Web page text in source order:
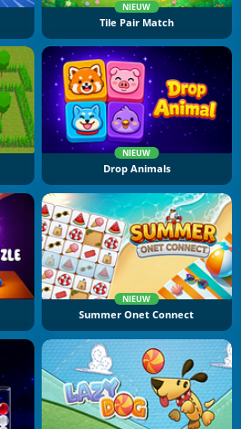
NIEUW
Tile Pair Match
NIEUW
Drop Animals
NIEUW
Summer Onet Connect